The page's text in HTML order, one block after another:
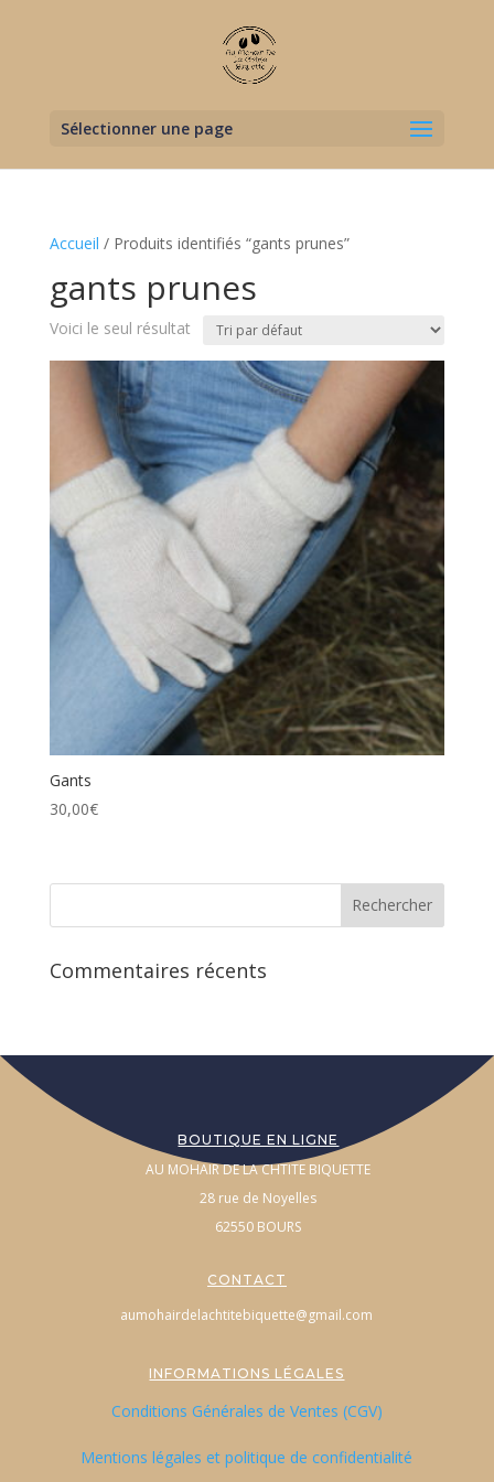
Sélectionner une page
Accueil / Produits identifiés “gants prunes”
gants prunes
Voici le seul résultat
Gants
30,00€
Commentaires récents
BOUTIQUE EN LIGNE
AU MOHAIR DE LA CHTITE BIQUETTE
28 rue de Noyelles
62550 BOURS
CONTACT
aumohairdelachtitebiquette@gmail.com
INFORMATIONS LÉGALES
Conditions Générales de Ventes (CGV)
Mentions légales et politique de confidentialité